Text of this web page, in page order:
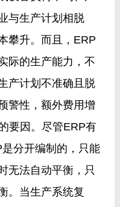
与生产计划相脱
攀升。而且，ERP
际的生产能力，不
产计划不准确且脱
警性，额外费用增
要因。尽管ERP有
分开编制的，只能
无法自动平衡，只
。当生产系统复